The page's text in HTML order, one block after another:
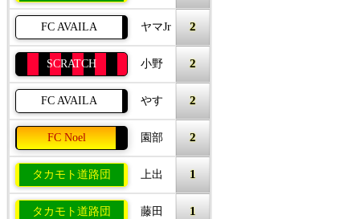
FC AVAILA ヤマJr 2
SCRATCH 小野 2
FC AVAILA やす 2
FC Noel 園部 2
タカモト道路団 上出 1
タカモト道路団 藤田 1